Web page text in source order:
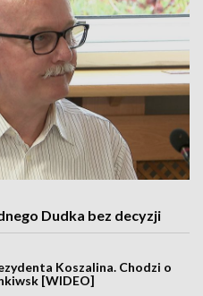
Dudka bez decyzji
Koszalina. Chodzi o
[WIDEO]